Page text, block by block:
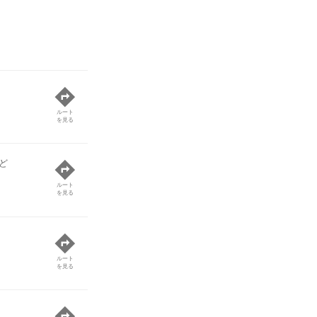
ルート
を見る
ルート
を見る
ルート
を見る